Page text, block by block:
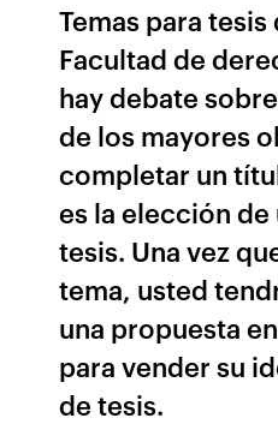
Temas para
Facultad de
hay debate
de los mayores
completar un
es la elección de
tesis. Una vez
tema, usted
una propuesta
para vender su
de tesis.